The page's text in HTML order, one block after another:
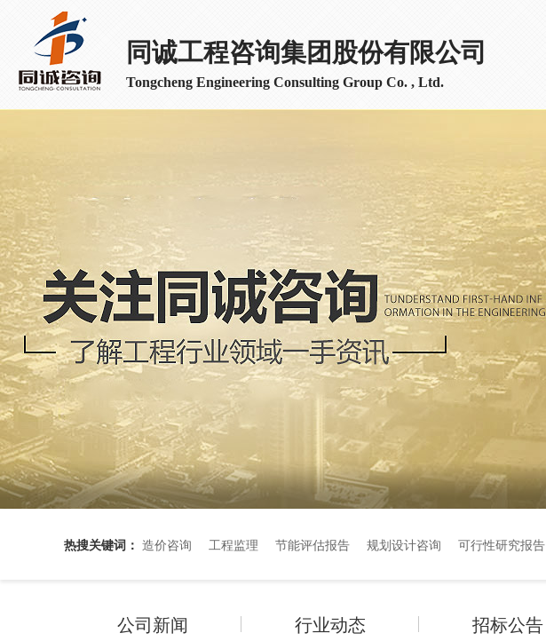
同诚工程咨询集团股份有限公司
Tongcheng Engineering Consulting Group Co. , Ltd.
热搜关键词： 造价咨询 工程监理 节能评估报告 规划设计咨询 可行性研究报告
公司新闻 行业动态 招标公告